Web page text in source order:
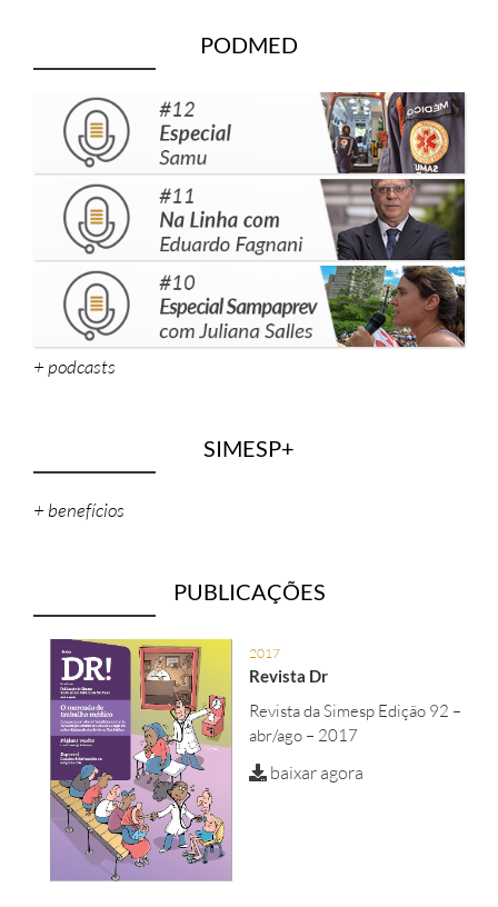
PODMED
+ podcasts
SIMESP+
+ benefícios
PUBLICAÇÕES
2017
Revista Dr
Revista da Simesp Edição 92 –
abr/ago – 2017
baixar agora